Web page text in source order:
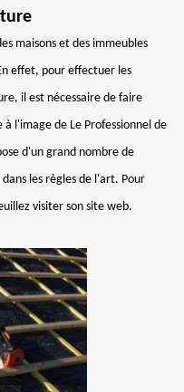
maisons et des immeubles
effet, pour effectuer les
il est nécessaire de faire
l'image de Le Professionnel de
d'un grand nombre de
les règles de l'art. Pour
visiter son site web.